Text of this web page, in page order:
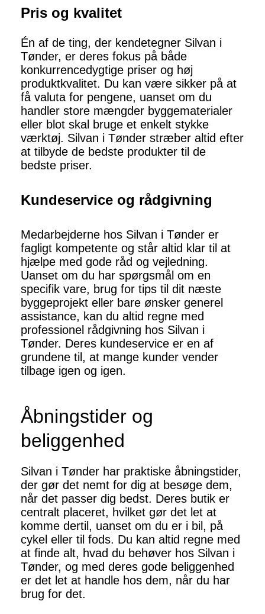
Pris og kvalitet
Én af de ting, der kendetegner Silvan i
Tønder, er deres fokus på både
konkurrencedygtige priser og høj
produktkvalitet. Du kan være sikker på at
få valuta for pengene, uanset om du
handler store mængder byggematerialer
eller blot skal bruge et enkelt stykke
værktøj. Silvan i Tønder stræber altid efter
at tilbyde de bedste produkter til de
bedste priser.
Kundeservice og rådgivning
Medarbejderne hos Silvan i Tønder er
fagligt kompetente og står altid klar til at
hjælpe med gode råd og vejledning.
Uanset om du har spørgsmål om en
specifik vare, brug for tips til dit næste
byggeprojekt eller bare ønsker generel
assistance, kan du altid regne med
professionel rådgivning hos Silvan i
Tønder. Deres kundeservice er en af
grundene til, at mange kunder vender
tilbage igen og igen.
Åbningstider og
beliggenhed
Silvan i Tønder har praktiske åbningstider,
der gør det nemt for dig at besøge dem,
når det passer dig bedst. Deres butik er
centralt placeret, hvilket gør det let at
komme dertil, uanset om du er i bil, på
cykel eller til fods. Du kan altid regne med
at finde alt, hvad du behøver hos Silvan i
Tønder, og med deres gode beliggenhed
er det let at handle hos dem, når du har
brug for det.